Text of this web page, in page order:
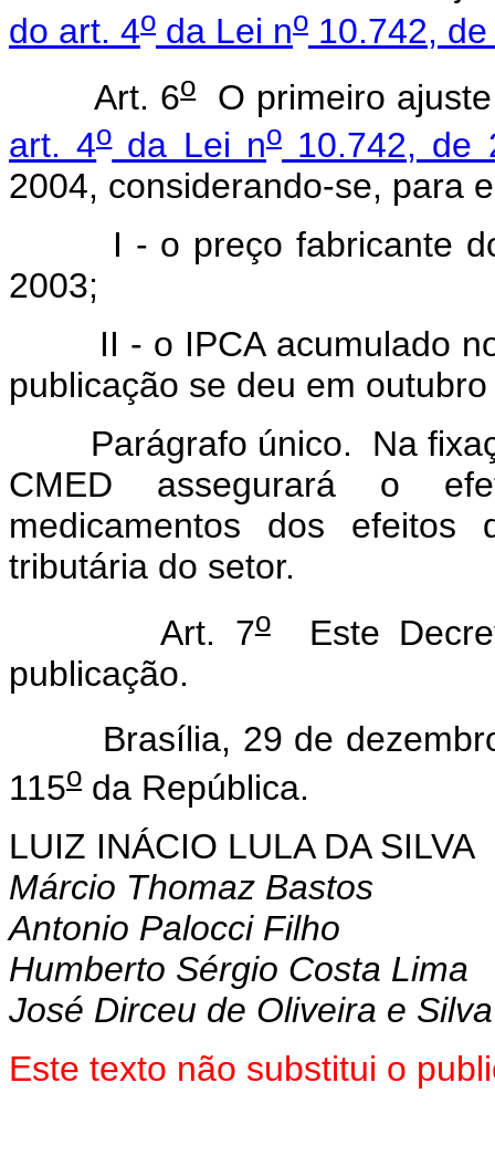
do art. 4o da Lei no 10.742,
Art. 6oO primeiro
art. 4oda Lei no10.742, de
2004, considerando-se, para
I - o preço fabricante do
2003;
II - o IPCA acumulado no
publicação se deu em
Parágrafo único. Na
CMED assegurará o
medicamentos dos efeitos
tributária do setor.
Art. 7oEste
publicação.
Brasília, 29 de dezembro
115o da República.
LUIZ INÁCIO LULA DA SILVA
Márcio Thomaz Bastos
Antonio Palocci Filho
Humberto Sérgio Costa Lima
José Dirceu de Oliveira e Silva
Este texto não substitui o